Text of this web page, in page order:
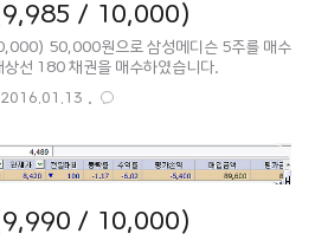
/ 10,000)
50,000원으로 삼성메디슨 5주를 매수
선 180 채권을 매수하였습니다.
2016.01.13
/ 10,000)